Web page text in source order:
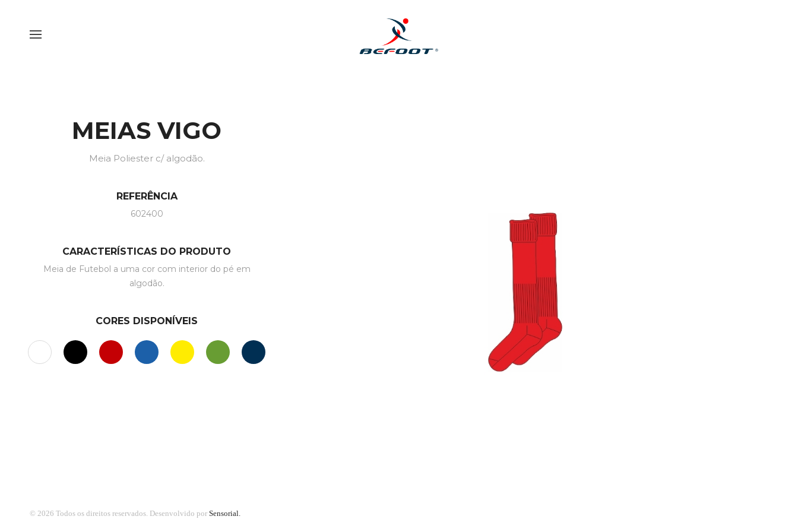
MEIAS VIGO
Meia Poliester c/ algodão.
REFERÊNCIA
602400
CARACTERÍSTICAS DO PRODUTO
Meia de Futebol a uma cor com interior do pé em
algodão.
CORES DISPONÍVEIS
© 2026 Todos os direitos reservados. Desenvolvido por Sensorial.